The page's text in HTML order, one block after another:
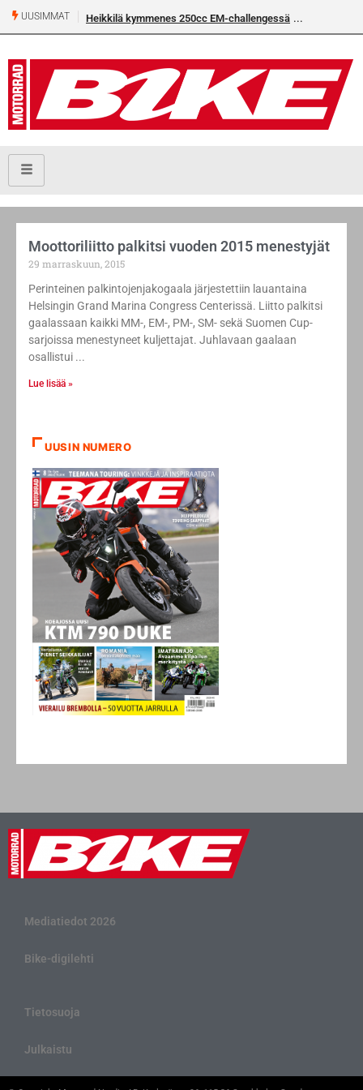
UUSIMMAT Heikkilä kymmenes 250cc EM-challengessä
Moottoriliitto palkitsi vuoden 2015 menestyjät
29 marraskuun, 2015
Perinteinen palkintojenjakogaala järjestettiin lauantaina
Helsingin Grand Marina Congress Centerissä. Liitto palkitsi
gaalassaan kaikki MM-, EM-, PM-, SM- sekä Suomen Cup-
sarjoissa menestyneet kuljettajat. Juhlavaan gaalaan
osallistui
Lue lisää »
UUSIN NUMERO
Mediatiedot 2026
Bike-digilehti
Tietosuoja
Julkaistu